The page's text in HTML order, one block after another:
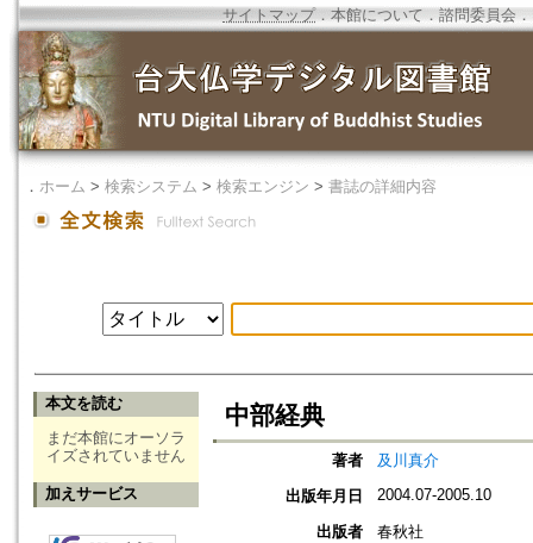
サイトマップ．本館について ． 諮問委員会 ．
． ホーム > 検索システム > 検索エンジン > 書誌の詳細内容
本文を読む
まだ本館にオーソラ
イズされていません
加えサービス
中部経典
著者
及川真介
出版年月日
2004.07-2005.10
出版者
春秋社